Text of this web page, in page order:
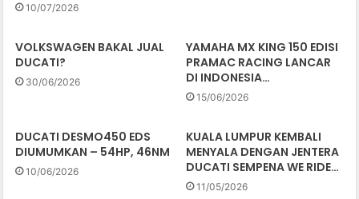
10/07/2026
VOLKSWAGEN BAKAL JUAL
DUCATI?
30/06/2026
YAMAHA MX KING 150 EDISI
PRAMAC RACING LANCAR
DI INDONESIA…
15/06/2026
DUCATI DESMO450 EDS
DIUMUMKAN – 54HP, 46NM
10/06/2026
KUALA LUMPUR KEMBALI
MENYALA DENGAN JENTERA
DUCATI SEMPENA WE RIDE…
11/05/2026